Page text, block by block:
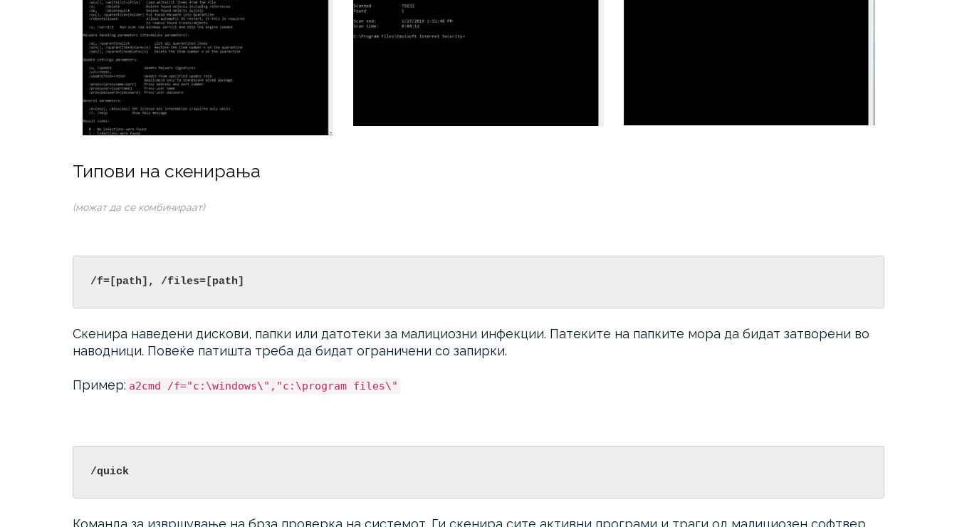
Типови на скенирања
(можат да се комбинираат)
/f=[path], /files=[path]
Скенира наведени дискови, папки или датотеки за малициозни инфекции. Патеките на папките мора да бидат затворени во
наводници. Повеќе патишта треба да бидат ограничени со запирки.
Пример: a2cmd /f="c:\windows\","c:\program files\"
/quick
Команда за извршување на брза проверка на системот. Ги скенира сите активни програми и траги од малициозен софтвер